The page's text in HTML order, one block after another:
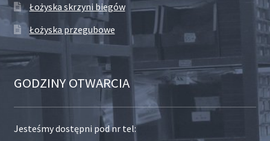
Łożyska skrzyni biegów
Łożyska przegubowe
GODZINY OTWARCIA
Jesteśmy dostępni pod nr tel: